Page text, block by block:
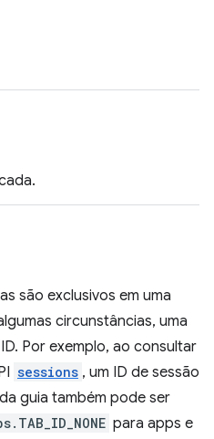
são exclusivos em uma
circunstâncias, uma
Por exemplo, ao consultar
sessions , um ID de sessão
guia também pode ser
para apps e